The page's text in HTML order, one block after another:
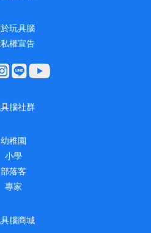
玩具腦
權宣告
腦社群
幼稚園
小學
部落客
專家
腦商城